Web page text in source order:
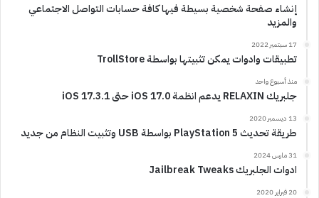
إنشاء صفحة شخصية بسيطة فيها كافة حسابات التواصل الاجتماعي
والمزيد
17 سبتمبر 2022
تطبيقات وادوات يمكن تثبيتها بواسطة TrollStore
منذ أسبوع واحد
جلبريك RELAXIN يدعم انظمة iOS 17.0 حتى iOS 17.3.1
13 ديسمبر 2020
طريقة تحديث PlayStation 5 بواسطة USB وتثبيت النظام من جديد
31 مارس 2024
ادوات الجلبريك Jailbreak Tweaks
20 فبراير 2020